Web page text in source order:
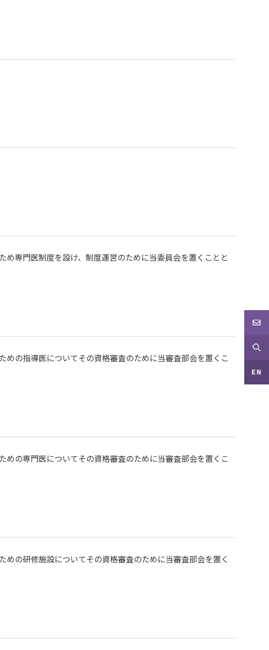
専門医制度を設け、制度運営のために当委員会を置くことと
の指導医についてその資格審査のために当審査部会を置くこ
の専門医についてその資格審査のために当審査部会を置くこ
の研修施設についてその資格審査のために当審査部会を置く